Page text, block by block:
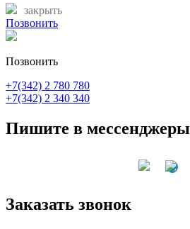
закрыть
Позвонить
Позвонить
+7(342) 2 780 780
+7(342) 2 340 340
Пишите в мессенджеры
Заказать звонок